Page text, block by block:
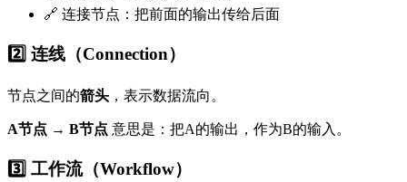
🔗 连接节点：把前面的输出传给后面
2️⃣ 连线（Connection）
节点之间的箭头 ，表示数据流向。
A节点 → B节点 意思是：把A的输出，作为B的输入。
3️⃣ 工作流（Workflow）